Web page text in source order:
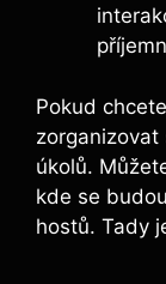
Pokud
úkolů.
kde se
hostů. Tady